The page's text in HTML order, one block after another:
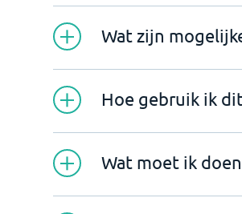
Wat zijn
Hoe gebruik ik
Wat moet ik